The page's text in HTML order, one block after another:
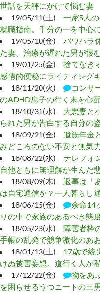
世話を天秤にかけて悩む妻
19/05/11(土) 一家5人
就職指南。千分の一を中心
19/05/10(金) パワハラ
た妻。治療が遅れた男が恨
19/01/25(金) 捨てなき
感情的便秘にライティング
18/11/20(火)
コンサ
のADHD息子の行く末を心
18/10/31(水) 大悪妻と
られた男が告白する自分の
18/09/21(金) 遺族年金
みどころのない不安と無気
18/08/22(水) テレフォ
自他ともに無理解が生んだ
18/08/09(木) 返事は「
は自宅通信か？一人暮らし
18/06/15(金)
余命14
りの中で家族のあるべき態
18/05/23(水) 障害者枠
手帳の乱発で競争激化のあ
18/01/13(土) 17歳で統
けぬ被害妄想。道行く人が
17/12/22(金)
物をあ
を困らせるうつニートの三